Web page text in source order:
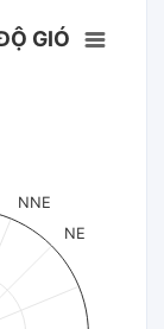
GIÓ
NNE
NE